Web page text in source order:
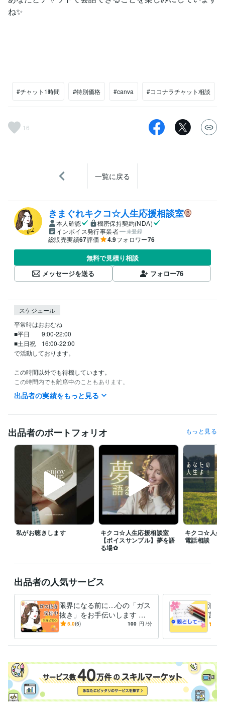
ね✨
#チャット1時間 #特別価格 #canva #ココナラチャット相談
16
一覧に戻る
きまぐれキクコ☆人生応援相談室
本人確認
機密保持契約(NDA)
インボイス発行事業者
未登録
総販売実績67評価 4.9フォロワー76
無料で見積り相談
メッセージを送る
フォロー76
スケジュール
平常時はおおむね
■平日　　9:00-22:00
■土日祝　16:00-22:00
で活動しております。
この時間以外でも待機しています。
この時間内でも離席中のこともあります。
◆「待機中」となっていたらいつでもお電話ください。「今すぐ電話す
◆「相談中」の時は、相談終了後すぐに返信いたします。メッセージを
いただけるとうれしいです。
◆ポートフォリオにボイスサンプルがあります。ご購入前にお聞きいた
だくとイメージしやすいと思います。
◆ココナラブログもご覧いただけるとうれしいです！
これまでの人生で私が感じたこと、経験したこと、苦労したこと、良か
ったことなど「人となり」が少しだけ分かるかもしれません。
＊---＊  ＊---＊  ＊---＊
温かい言葉　癒される言葉　優しい言葉
気分が上がる言葉　リラックスする言葉
そんな「言葉の魅力」をあなたにお届けします✨
経験職種
事務・ビジネスサポート / 事務（一般事務） 経験年数 : 15年
ライフスタイル・その他 / 講師・インストラクター 経験年数 : 3年
ライフスタイル・その他 / カウンセラー・コーチ 経験年数 : 2年
ライフスタイル・その他 / キャリア・資格アドバイザー
経験年数 : 2
受賞歴
出品者の実績をもっと見る
出品者のポートフォリオ もっと見る
私がお聴きします
キクコ☆人生応援相談室
【ボイスサンプル】夢を語
る場✿
キクコ☆人
電話相談
出品者の人気サービス
限界になる前に…心の「ガス
抜き」をお手伝いします こ
の職場変⁉理不尽.忖度.偏見★
み！
5.0(5) 100 円 /分
浪人
言え
焦